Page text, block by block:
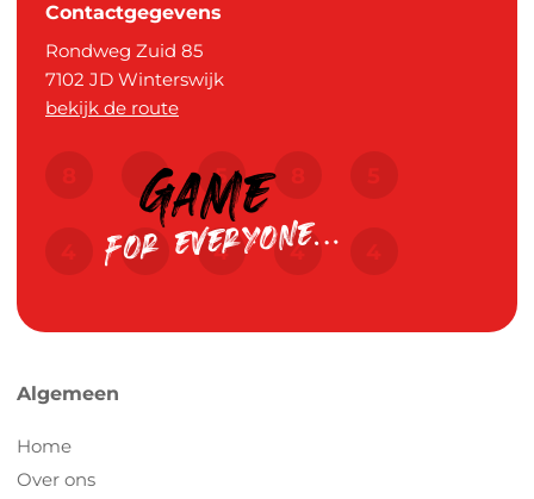
Contactgegevens
Rondweg Zuid 85
7102 JD Winterswijk
bekijk de route
Algemeen
Home
Over ons